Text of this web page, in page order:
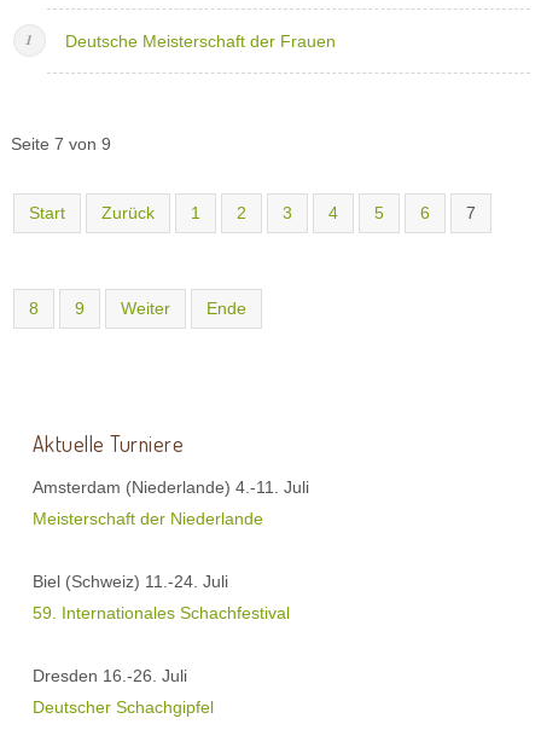
Deutsche Meisterschaft der Frauen
Seite 7 von 9
Start Zurück 1 2 3 4 5 6 7
8 9 Weiter Ende
Aktuelle Turniere
Amsterdam (Niederlande) 4.-11. Juli
Meisterschaft der Niederlande
Biel (Schweiz) 11.-24. Juli
59. Internationales Schachfestival
Dresden 16.-26. Juli
Deutscher Schachgipfel